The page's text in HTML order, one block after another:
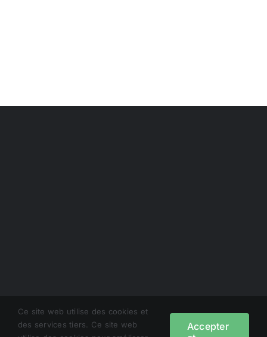
© Copyright 2022 – 2022 | GOBA | Tous droits réservés |
Mentions légales
Ce site web utilise des cookies et
des services tiers. Ce site web
Accepter